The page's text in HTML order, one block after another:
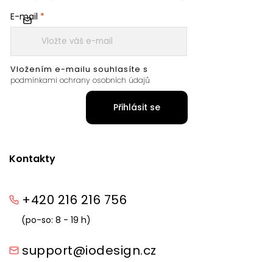
Kontakty
+420 216 216 756
(po-so: 8 - 19 h)
support@iodesign.cz
E-mail
Vložením e-mailu souhlasíte s
podmínkami ochrany osobních údajů
Přihlásit se